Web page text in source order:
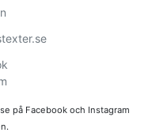
på Facebook och Instagram